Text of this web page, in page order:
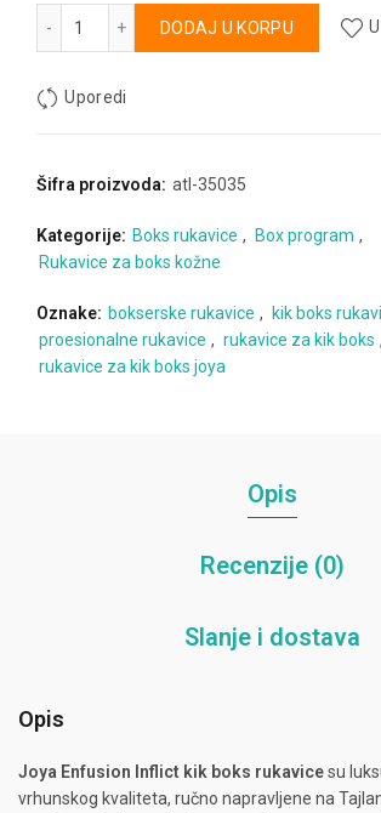
Rukavice za boks Joya Enfusion crne
DODAJ U KORPU
Alternative:
Uporedi
Šifra proizvoda: atl-35035
Kategorije: Boks rukavice , Box program ,
Rukavice za boks kožne
Oznake: bokserske rukavice , kik boks
proesionalne rukavice , rukavice za kik boks ,
rukavice za kik boks joya
Opis
Recenzije (0)
Slanje i dostava
Opis
Joya Enfusion Inflict kik boks rukavicesu
vrhunskog kvaliteta, ručno napravljene na